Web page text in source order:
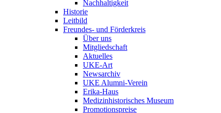
Nachhaltigkeit
Historie
Leitbild
Freundes- und Förderkreis
Über uns
Mitgliedschaft
Aktuelles
UKE-Art
Newsarchiv
UKE Alumni-Verein
Erika-Haus
Medizinhistorisches Museum
Promotionspreise